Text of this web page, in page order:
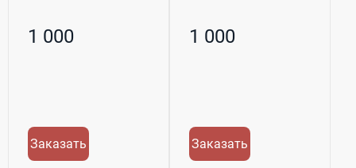
1 000
Заказать
1 000
Заказать